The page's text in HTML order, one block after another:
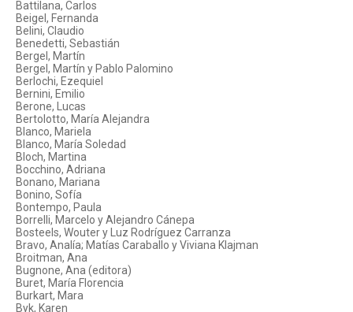
Battilana, Carlos
Beigel, Fernanda
Belini, Claudio
Benedetti, Sebastián
Bergel, Martín
Bergel, Martín y Pablo Palomino
Berlochi, Ezequiel
Bernini, Emilio
Berone, Lucas
Bertolotto, María Alejandra
Blanco, Mariela
Blanco, María Soledad
Bloch, Martina
Bocchino, Adriana
Bonano, Mariana
Bonino, Sofía
Bontempo, Paula
Borrelli, Marcelo y Alejandro Cánepa
Bosteels, Wouter y Luz Rodríguez Carranza
Bravo, Analía; Matías Caraballo y Viviana Klajman
Broitman, Ana
Bugnone, Ana (editora)
Buret, María Florencia
Burkart, Mara
Byk, Karen